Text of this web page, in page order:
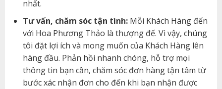
nhất.
Tư vấn, chăm sóc tận tình:Mỗi Khách Hàng đến
với Hoa Phương Thảo là thượng đế. Vì vậy, chúng
tôi đặt lợi ích và mong muốn của Khách Hàng lên
hàng đầu. Phản hồi nhanh chóng, hỗ trợ mọi
thông tin bạn cần, chăm sóc đơn hàng tận tâm từ
bước xác nhận đơn cho đến khi bạn nhận được